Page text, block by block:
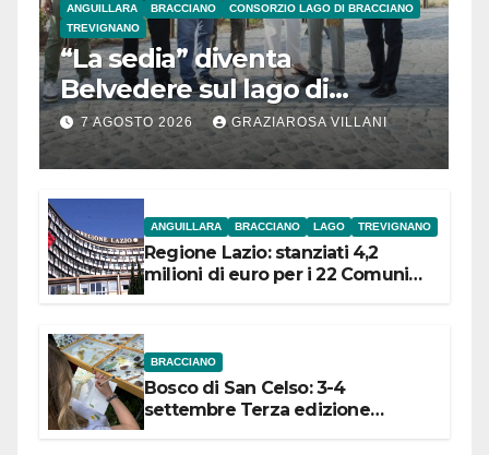
ANGUILLARA BRACCIANO
CONSORZIO LAGO DI BRACCIANO
TREVIGNANO
“La sedia” diventa
Belvedere sul lago di
Bracciano: ieri
l’inaugurazione
7 AGOSTO 2026 GRAZIAROSA VILLANI
ANGUILLARA BRACCIANO LAGO TREVIGNANO
Regione Lazio: stanziati 4,2
milioni di euro per i 22 Comuni
BRACCIANO
Bosco di San Celso: 3-4
settembre Terza edizione